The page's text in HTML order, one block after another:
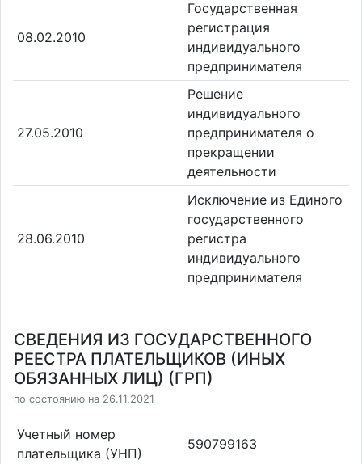
08.02.2010
Государственная
регистрация
индивидуального
предпринимателя
27.05.2010
Решение
индивидуального
предпринимателя о
прекращении
деятельности
28.06.2010
Исключение из Единого
государственного
регистра
индивидуального
предпринимателя
СВЕДЕНИЯ ИЗ ГОСУДАРСТВЕННОГО
РЕЕСТРА ПЛАТЕЛЬЩИКОВ (ИНЫХ
ОБЯЗАННЫХ ЛИЦ) (ГРП)
по состоянию на 26.11.2021
Учетный номер
плательщика (УНП)
590799163